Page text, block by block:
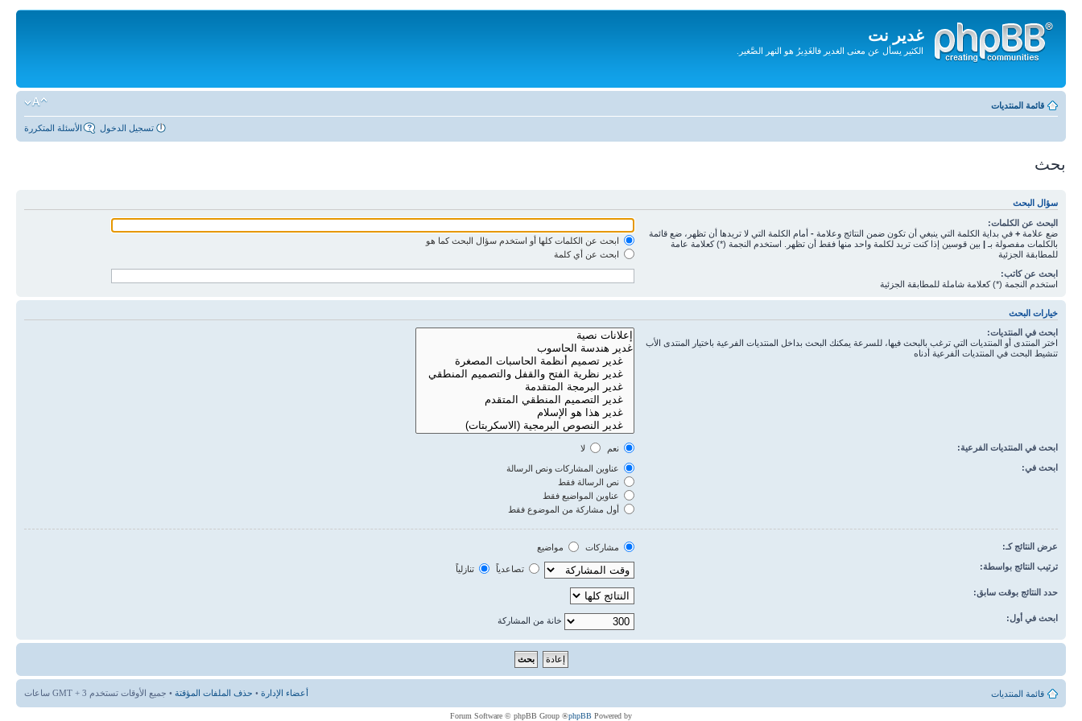
غدير نت
الكثير يسأل عن معنى الغدير فالغَدِيرُ هو النهر الصَّغير.
المحتويات
قائمة المنتديات
الأسئلة المتكررة تسجيل الدخول
بحث
سؤال البحث
البحث عن الكلمات:
ضع علامة + في بداية الكلمة التي ينبغي أن تكون ضمن النتائج وعلامة - أمام الكلمة التي لا تريدها أن تظهر، ضع قائمة
بالكلمات مفصولة بـ | بين قوسين إذا كنت تريد لكلمة واحد منها فقط أن تظهر. استخدم النجمة (*) كعلامة عامة
للمطابقة الجزئية
ابحث عن الكلمات كلها أو استخدم سؤال البحث كما هو
ابحث عن أي كلمة
ابحث عن كاتب:
استخدم النجمة (*) كعلامة شاملة للمطابقة الجزئية
خيارات البحث
ابحث في المنتديات:
اختر المنتدى أو المنتديات التي ترغب بالبحث فيها، للسرعة يمكنك البحث بداخل المنتديات الفرعية باختيار المنتدى الأب
تنشيط البحث في المنتديات الفرعية أدناه
ابحث في المنتديات الفرعية: نعم
لا
ابحث في:
عناوين المشاركات ونص الرسالة
نص الرسالة فقط
عناوين المواضيع فقط
أول مشاركة من الموضوع فقط
عرض النتائج كـ: مشاركات
مواضيع
ترتيب النتائج بواسطة:
تصاعدياً تنازلياً
حدد النتائج بوقت سابق:
ابحث في أول: خانة من المشاركة
قائمة المنتديات أعضاء الإدارة • حذف الملفات المؤقتة • جميع الأوقات تستخدم GMT + 3 ساعات
Powered by
phpBB
® Forum Software © phpBB Group